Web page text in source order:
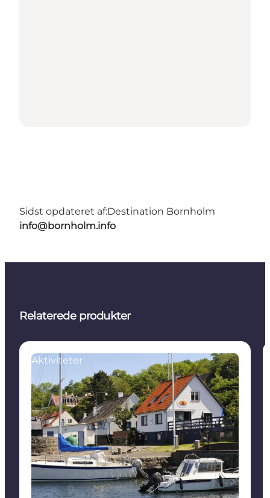
Sidst opdateret af:Destination Bornholm
info@bornholm.info
Relaterede produkter
Aktiviteter